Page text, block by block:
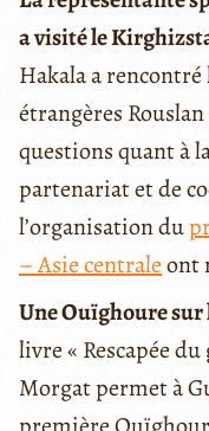
a visité le
Hakala a
étrangères
questions quant à
partenariat et de
l’organisation du
– Asie centraleont
Une Ouïghoure sur
livre « Rescapée
Morgat permet à